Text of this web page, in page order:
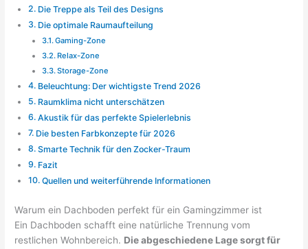
Die Treppe als Teil des Designs
Die optimale Raumaufteilung
Gaming-Zone
Relax-Zone
Storage-Zone
Beleuchtung: Der wichtigste Trend 2026
Raumklima nicht unterschätzen
Akustik für das perfekte Spielerlebnis
Die besten Farbkonzepte für 2026
Smarte Technik für den Zocker-Traum
Fazit
Quellen und weiterführende Informationen
Warum ein Dachboden perfekt für ein Gamingzimmer ist
Ein Dachboden schafft eine natürliche Trennung vom
restlichen Wohnbereich. Die abgeschiedene Lage sorgt für